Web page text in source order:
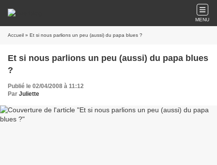
MENU
Accueil » Et si nous parlions un peu (aussi) du papa blues ?
Et si nous parlions un peu (aussi) du papa blues
?
Publié le 02/04/2008 à 11:12
Par Juliette